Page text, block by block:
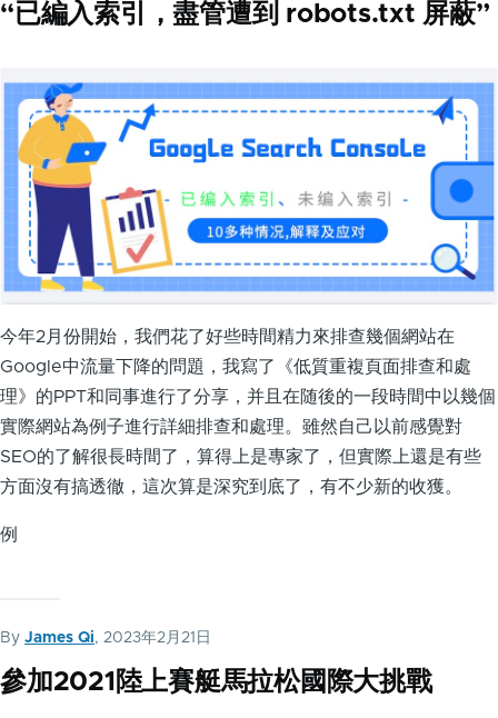
“已編入索引，盡管遭到 robots.txt 屏蔽”
今年2月份開始，我們花了好些時間精力來排查幾個網站在
Google中流量下降的問題，我寫了《低質重複頁面排查和處
理》的PPT和同事進行了分享，并且在随後的一段時間中以幾個
實際網站為例子進行詳細排查和處理。雖然自己以前感覺對
SEO的了解很長時間了，算得上是專家了，但實際上還是有些
方面沒有搞透徹，這次算是深究到底了，有不少新的收獲。
例
By James Qi, 2023年2月21日
參加2021陸上賽艇馬拉松國際大挑戰